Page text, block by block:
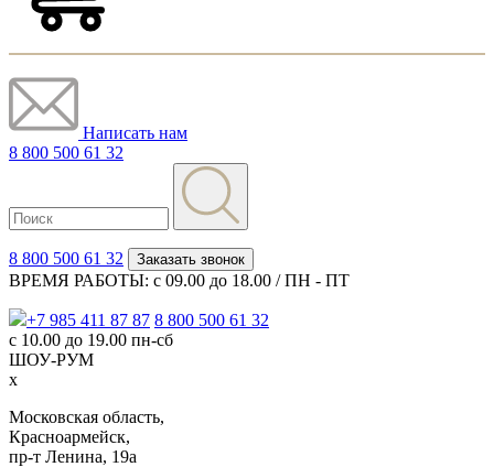
Написать нам
8 800 500 61 32
8 800 500 61 32 Заказать звонок
ВРЕМЯ РАБОТЫ: с 09.00 до 18.00 / ПН - ПТ
+7 985 411 87 87 8 800 500 61 32
с 10.00 до 19.00 пн-сб
ШОУ-РУМ
x
Московская область,
Красноармейск,
пр-т Ленина, 19а